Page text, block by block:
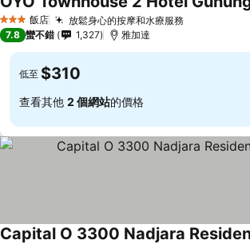
3 星級 飯店 放鬆身心的按摩和水療服務
7.8 蠻不錯 1,327 雅加達
低至 $310
查看其他 2 個網站的價格
Capital O 3300 Nadjara